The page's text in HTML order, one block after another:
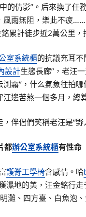
的倩影”。后來換了任
風雨無阻，樂此不疲
累計徒步近2萬公里
室系統櫃的抗議充耳
設計生態長廊”，老汪
測霧”，什么氣象往拍
邊苦熬一個多月，總
伴侶們笑稱老汪是“
都辦公室系統櫃有性命
護脊工學椅含感情。哈
濕地的美，汪金銘行
灘、四方臺、白魚泡